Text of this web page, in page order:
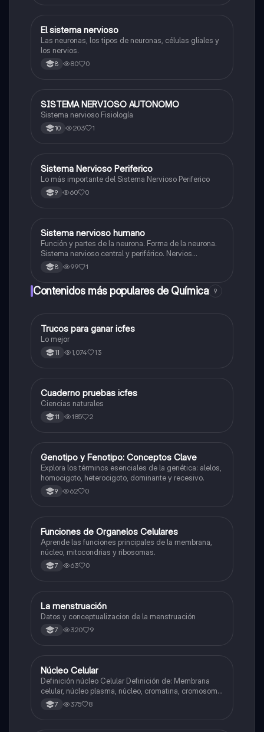
Biologia
El sistema nervioso
Las neuronas, los tipos de neuronas, células gliales y
los nervios.
8 80 0
Biologia
SISTEMA NERVIOSO AUTONOMO
Sistema nervioso Fisiología
10 203 1
Biologia
Sistema Nervioso Periferico
Lo más importante del Sistema Nervioso Periferico
9 60 0
Biologia
Sistema nervioso humano
Función y partes de la neurona. Forma de la neurona.
Sistema nervioso central y periférico. Nervios
craneales y raquídeos.
8 99 1
Contenidos más populares de Química 9
Química
Trucos para ganar icfes
Lo mejor
11 1,074 13
Biologia
Cuaderno pruebas icfes
Ciencias naturales
11 185 2
GBiologia
Genotipo y Fenotipo: Conceptos Clave
Explora los términos esenciales de la genética: alelos,
homocigoto, heterocigoto, dominante y recesivo.
9 62 0
FBiologia
Funciones de Organelos Celulares
Aprende las funciones principales de la membrana,
núcleo, mitocondrias y ribosomas.
7 63 0
Biologia
La menstruación
Datos y conceptualizacion de la menstruación
7 320 9
Biologia
Núcleo Celular
Definición núcleo Celular Definición de: Membrana
celular, núcleo plasma, núcleo, cromatina, cromosoma
Interfase Fases de la interfase
7 375 8